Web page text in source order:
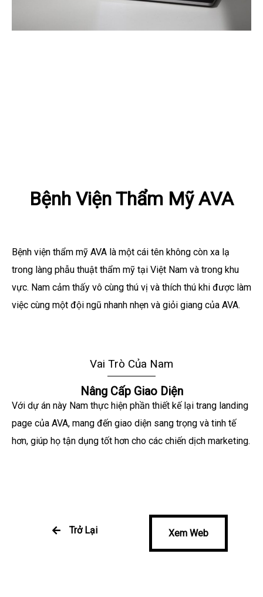
Bệnh Viện Thẩm Mỹ AVA
Bệnh viện thẩm mỹ AVA là một cái tên không còn xa lạ
trong làng phẫu thuật thẩm mỹ tại Việt Nam và trong khu
vực. Nam cảm thấy vô cùng thú vị và thích thú khi được làm
việc cùng một đội ngũ nhanh nhẹn và giỏi giang của AVA.
Vai Trò Của Nam
Nâng Cấp Giao Diện
Với dự án này Nam thực hiện phần thiết kế lại trang landing
page của AVA, mang đến giao diện sang trọng và tinh tế
hơn, giúp họ tận dụng tốt hơn cho các chiến dịch marketing.
Trở Lại Xem Web